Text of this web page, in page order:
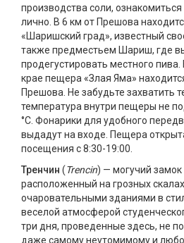
производства соли,
лично. В 6 км от Прешова
«Шаришский град», известный
также предместьем Шариш, где
продегустировать местного
крае пещера «Злая Яма»
Прешова. Не забудьте захватить
температура внутри пещеры не
°C. Фонарики для удобного
выдадут на входе. Пещера
посещения с 8:30-19:00.
Тренчин (Trencin) — могучий замок
расположенный на грозных
очаровательными зданиями в
веселой атмосферой
три дня, проведенные здесь, не
даже самому неутомимому и